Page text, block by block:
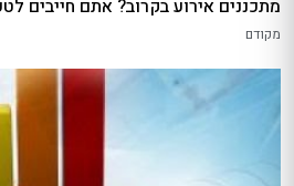
מתכננים אירוע בקרוב? אתם חייבים
מקודם